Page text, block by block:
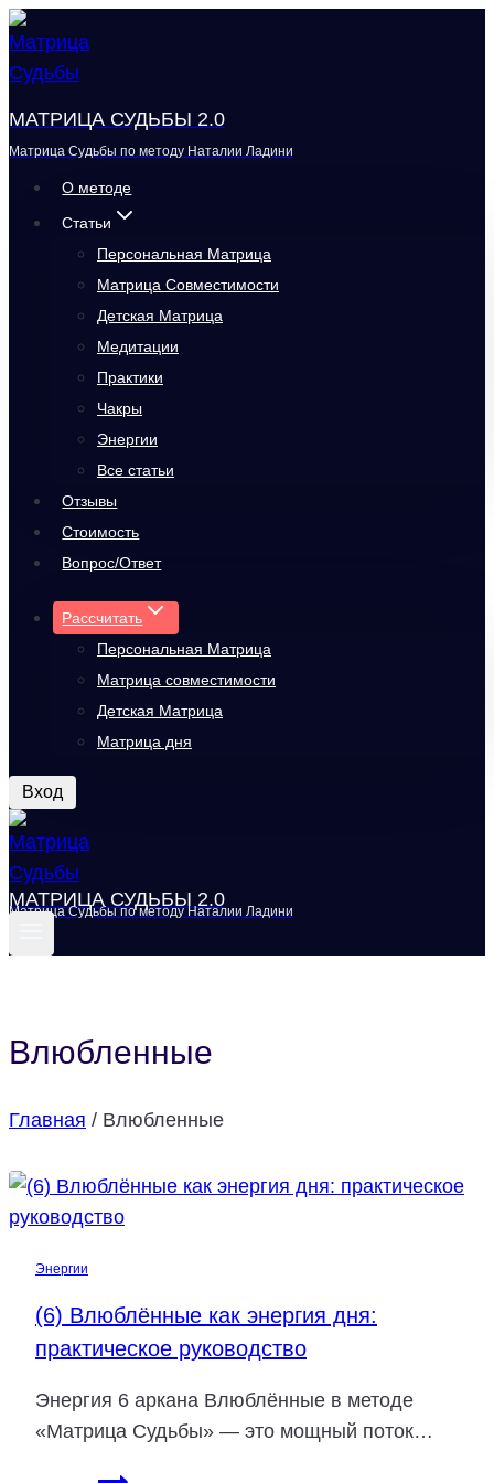
Перейти
к
содержимому
МАТРИЦА СУДЬБЫ 2.0
Матрица Судьбы по методу Наталии Ладини
О методе
Статьи
Персональная Матрица
Матрица Совместимости
Детская Матрица
Медитации
Практики
Чакры
Энергии
Все статьи
Отзывы
Стоимость
Вопрос/Ответ
Рассчитать
Персональная Матрица
Матрица совместимости
Детская Матрица
Матрица дня
Вход
МАТРИЦА СУДЬБЫ 2.0
Матрица Судьбы по методу Наталии Ладини
Влюбленные
Главная / Влюбленные
Энергии
(6) Влюблённые как энергия дня:
практическое руководство
Энергия 6 аркана Влюблённые в методе
«Матрица Судьбы» — это мощный поток…